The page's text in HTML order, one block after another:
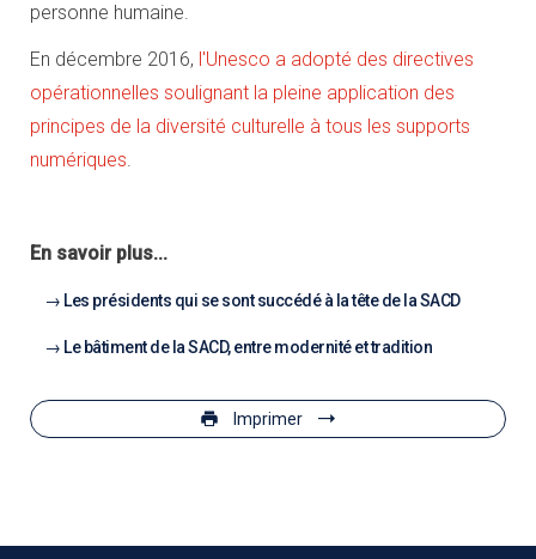
personne humaine.
En décembre 2016, l'Unesco a adopté des directives
opérationnelles soulignant la pleine application des
principes de la diversité culturelle à tous les supports
numériques.
En savoir plus...
Les présidents qui se sont succédé à la tête de la SACD
Le bâtiment de la SACD, entre modernité et tradition
Imprimer